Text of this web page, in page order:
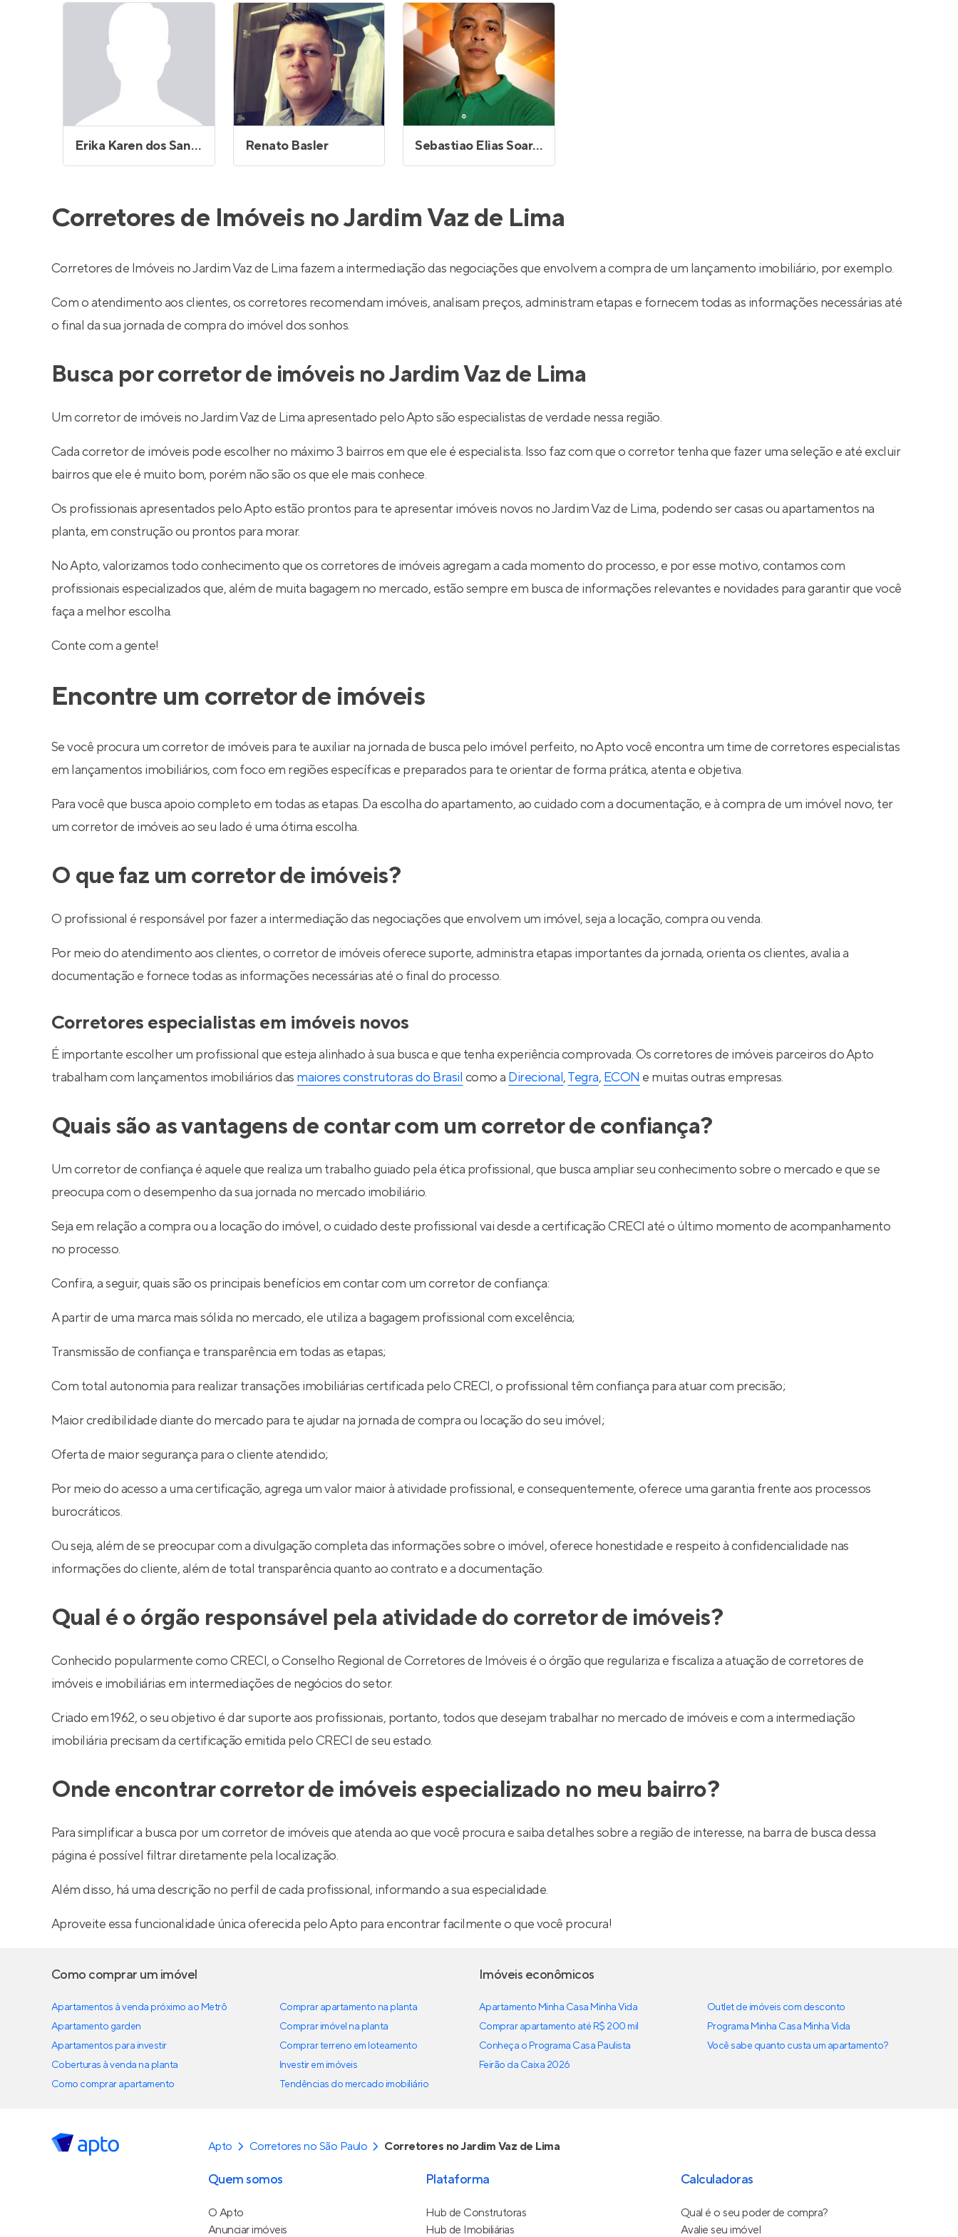
Entrar no Apto
Erika Karen dos Santos Renato Basler Sebastiao Elias Soares Ramos
Corretores de Imóveis no Jardim Vaz de Lima
Corretores de Imóveis no Jardim Vaz de Lima fazem a intermediação das negociações que envolvem a compra de um lançamento imobiliário, por exemplo.
Com o atendimento aos clientes, os corretores recomendam imóveis, analisam preços, administram etapas e fornecem todas as informações necessárias até
o final da sua jornada de compra do imóvel dos sonhos.
Busca por corretor de imóveis no Jardim Vaz de Lima
Um corretor de imóveis no Jardim Vaz de Lima apresentado pelo Apto são especialistas de verdade nessa região.
Cada corretor de imóveis pode escolher no máximo 3 bairros em que ele é especialista. Isso faz com que o corretor tenha que fazer uma seleção e até excluir
bairros que ele é muito bom, porém não são os que ele mais conhece.
Os profissionais apresentados pelo Apto estão prontos para te apresentar imóveis novos no Jardim Vaz de Lima, podendo ser casas ou apartamentos na
planta, em construção ou prontos para morar.
No Apto, valorizamos todo conhecimento que os corretores de imóveis agregam a cada momento do processo, e por esse motivo, contamos com
profissionais especializados que, além de muita bagagem no mercado, estão sempre em busca de informações relevantes e novidades para garantir que você
faça a melhor escolha.
Conte com a gente!
Encontre um corretor de imóveis
Se você procura um corretor de imóveis para te auxiliar na jornada de busca pelo imóvel perfeito, no Apto você encontra um time de corretores especialistas
em lançamentos imobiliários, com foco em regiões específicas e preparados para te orientar de forma prática, atenta e objetiva.
Para você que busca apoio completo em todas as etapas. Da escolha do apartamento, ao cuidado com a documentação, e à compra de um imóvel novo, ter
um corretor de imóveis ao seu lado é uma ótima escolha.
O que faz um corretor de imóveis?
O profissional é responsável por fazer a intermediação das negociações que envolvem um imóvel, seja a locação, compra ou venda.
Por meio do atendimento aos clientes, o corretor de imóveis oferece suporte, administra etapas importantes da jornada, orienta os clientes, avalia a
documentação e fornece todas as informações necessárias até o final do processo.
Corretores especialistas em imóveis novos
É importante escolher um profissional que esteja alinhado à sua busca e que tenha experiência comprovada. Os corretores de imóveis parceiros do Apto
trabalham com lançamentos imobiliários das maiores construtoras do Brasil como a Direcional,Tegra, ECON e muitas outras empresas.
Quais são as vantagens de contar com um corretor de confiança?
Um corretor de confiança é aquele que realiza um trabalho guiado pela ética profissional, que busca ampliar seu conhecimento sobre o mercado e que se
preocupa com o desempenho da sua jornada no mercado imobiliário.
Seja em relação a compra ou a locação do imóvel, o cuidado deste profissional vai desde a certificação CRECI até o último momento de acompanhamento
no processo.
Confira, a seguir, quais são os principais benefícios em contar com um corretor de confiança:
A partir de uma marca mais sólida no mercado, ele utiliza a bagagem profissional com excelência;
Transmissão de confiança e transparência em todas as etapas;
Com total autonomia para realizar transações imobiliárias certificada pelo CRECI, o profissional têm confiança para atuar com precisão;
Maior credibilidade diante do mercado para te ajudar na jornada de compra ou locação do seu imóvel;
Oferta de maior segurança para o cliente atendido;
Por meio do acesso a uma certificação, agrega um valor maior à atividade profissional, e consequentemente, oferece uma garantia frente aos processos
burocráticos.
Ou seja, além de se preocupar com a divulgação completa das informações sobre o imóvel, oferece honestidade e respeito à confidencialidade nas
informações do cliente, além de total transparência quanto ao contrato e a documentação.
Qual é o órgão responsável pela atividade do corretor de imóveis?
Conhecido popularmente como CRECI, o Conselho Regional de Corretores de Imóveis é o órgão que regulariza e fiscaliza a atuação de corretores de
imóveis e imobiliárias em intermediações de negócios do setor.
Criado em 1962, o seu objetivo é dar suporte aos profissionais, portanto, todos que desejam trabalhar no mercado de imóveis e com a intermediação
imobiliária precisam da certificação emitida pelo CRECI de seu estado.
Onde encontrar corretor de imóveis especializado no meu bairro?
Para simplificar a busca por um corretor de imóveis que atenda ao que você procura e saiba detalhes sobre a região de interesse, na barra de busca dessa
página é possível filtrar diretamente pela localização.
Além disso, há uma descrição no perfil de cada profissional, informando a sua especialidade.
Aproveite essa funcionalidade única oferecida pelo Apto para encontrar facilmente o que você procura!
Como comprar um imóvel
Apartamentos à venda próximo ao Metrô
Apartamento garden
Apartamentos para investir
Coberturas à venda na planta
Como comprar apartamento
Comprar apartamento na planta
Comprar imóvel na planta
Comprar terreno em loteamento
Investir em imóveis
Tendências do mercado imobiliário
Imóveis econômicos
Apartamento Minha Casa Minha Vida
Comprar apartamento até R$ 200 mil
Conheça o Programa Casa Paulista
Feirão da Caixa 2026
Outlet de imóveis com desconto
Programa Minha Casa Minha Vida
Você sabe quanto custa um apartamento?
Apto Corretores no São Paulo Corretores no Jardim Vaz de Lima
Quem somos
O Apto
Anunciar imóveis
Plataforma
Hub de Construtoras
Hub de Imobiliárias
Calculadoras
Qual é o seu poder de compra?
Avalie seu imóvel